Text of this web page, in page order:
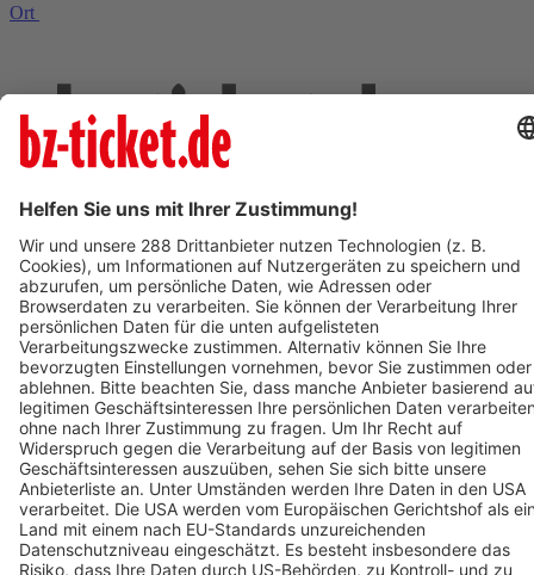
Ort
Deine Region. Deine Events.
BZ-Card schnapp.de Kontakt
Mediadaten Datenschutz Cookie-Einstellungen Impressum
+49 761 496 8888
Tickethotline Mo–Fr: 9–12 Uhr
System